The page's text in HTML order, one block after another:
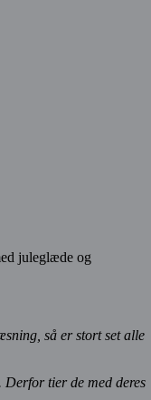
juleglæde og
så er stort set alle
tier de med deres